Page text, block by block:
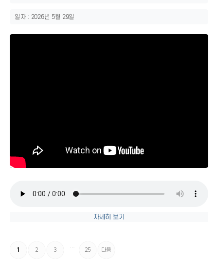
일자 : 2026년 5월 29일
자세히 보기
1 2 3
…
25 다음